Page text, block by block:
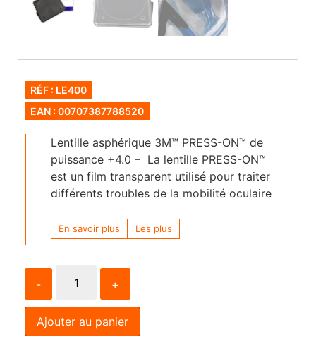
RÉF : LE400
EAN : 00707387788520
Lentille asphérique 3M™ PRESS-ON™ de
puissance +4.0 – La lentille PRESS-ON™
est un film transparent utilisé pour traiter
différents troubles de la mobilité oculaire
En savoir plus Les plus
- +
Ajouter au panier